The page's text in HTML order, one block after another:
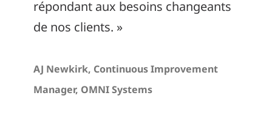
répondant aux besoins changeants
de nos clients. »
AJ Newkirk, Continuous Improvement
Manager, OMNI Systems